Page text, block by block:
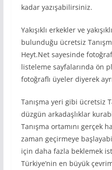
kadar yazışabilirsiniz.
Yakışıklı erkekler ve
bulunduğu ücretsiz
Heyt.Net sayesinde
listeleme sayfalarında ön
fotoğraflı üyeler diyerek
Tanışma yeri gibi ücretsiz
düzgün arkadaşlıklar
Tanışma ortamını gerçek
zaman geçirmeye
için daha fazla beklemek
Türkiye’nin en büyük